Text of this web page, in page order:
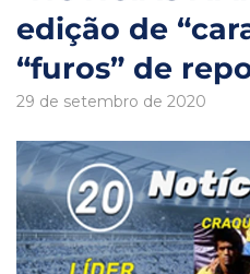
edição de
“furos” de
29 de setembro de 2020